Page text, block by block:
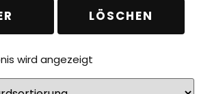
LÖSCHEN
wird angezeigt